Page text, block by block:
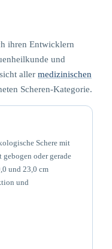
ihren Entwicklern
und
aller medizinischen
Scheren-Kategorie.
Schere mit
oder gerade
und 23,0 cm
und